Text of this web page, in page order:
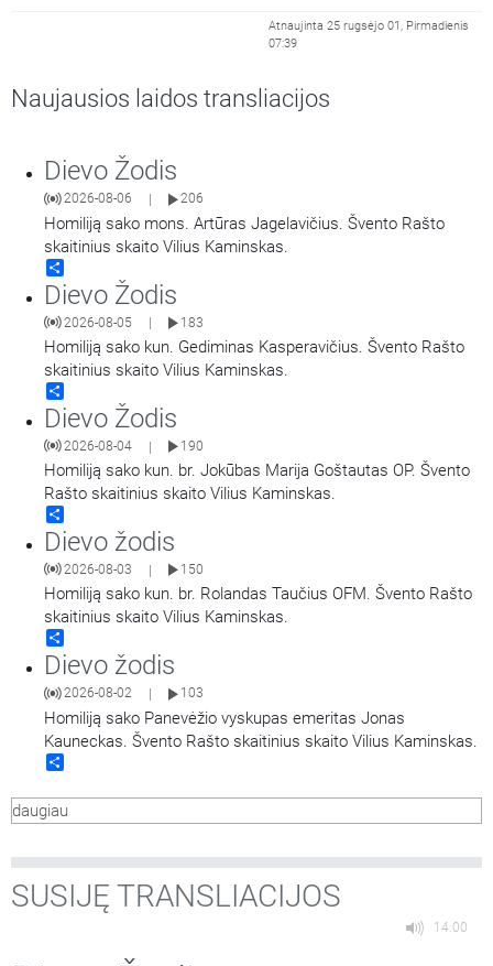
Atnaujinta 25 rugsėjo 01, Pirmadienis
07:39
Naujausios laidos transliacijos
Dievo Žodis
2026-08-06 206
Homiliją sako mons. Artūras Jagelavičius. Švento Rašto
skaitinius skaito Vilius Kaminskas.
Dievo Žodis
2026-08-05 183
Homiliją sako kun. Gediminas Kasperavičius. Švento Rašto
skaitinius skaito Vilius Kaminskas.
Dievo Žodis
2026-08-04 | 190
Homiliją sako kun. br. Jokūbas Marija Goštautas OP. Švento
Rašto skaitinius skaito Vilius Kaminskas.
Dievo žodis
2026-08-03 | 150
Homiliją sako kun. br. Rolandas Taučius OFM. Švento Rašto
skaitinius skaito Vilius Kaminskas.
Dievo žodis
2026-08-02 103
Homiliją sako Panevėžio vyskupas emeritas Jonas
Kauneckas. Švento Rašto skaitinius skaito Vilius Kaminskas.
daugiau
SUSIJĘ TRANSLIACIJOS
14:00